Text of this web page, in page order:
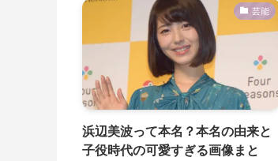
芸能
浜辺美波って本名？本名の由来と
子役時代の可愛すぎる画像まと